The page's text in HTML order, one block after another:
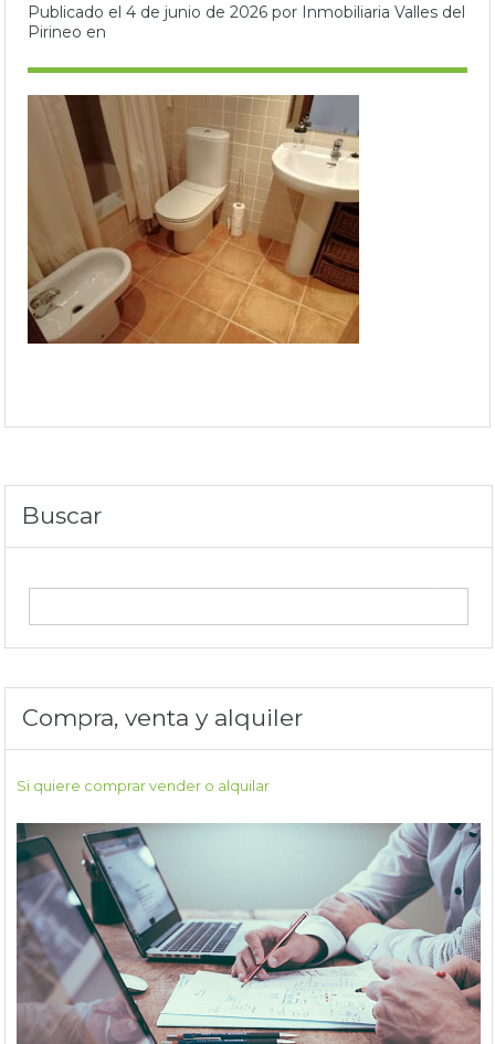
Publicado el 4 de junio de 2026 por Inmobiliaria Valles del
Pirineo en
Buscar
Compra, venta y alquiler
Si quiere comprar vender o alquilar